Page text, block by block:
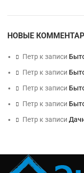
НОВЫЕ
Петр к записи
Петр к записи
Петр к записи
Петр к записи
Петр к записи